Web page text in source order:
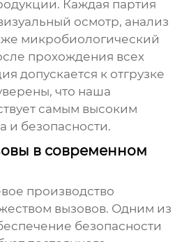
Каждая партия
осмотр, анализ
микробиологический
прохождения всех
допускается к отгрузке
что наша
самым высоким
и безопасности.
в современном
производство
вызовов. Одним из
безопасности